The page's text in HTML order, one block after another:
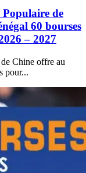
de
60 bourses
– 2027
Chine offre au
pour...